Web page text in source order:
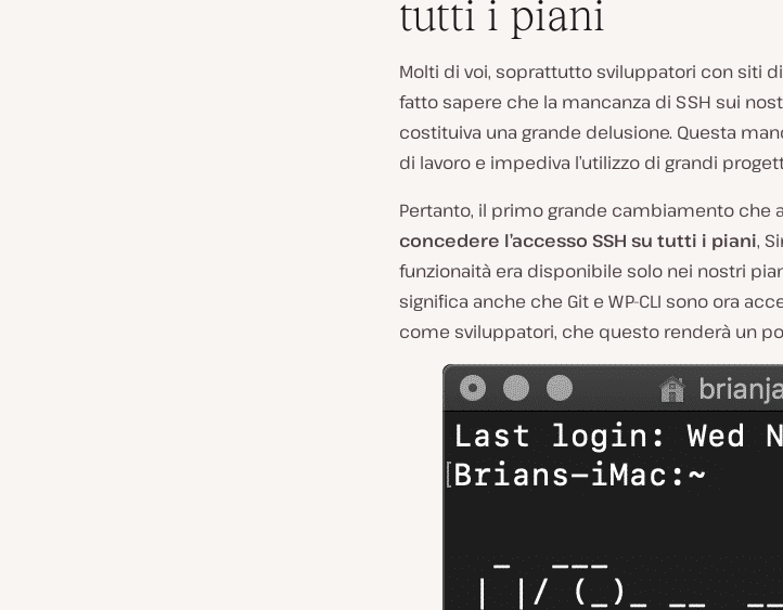
tutti i piani
Molti di voi, soprattutto sviluppatori con siti
fatto sapere che la mancanza di SSH sui
costituiva una grande delusione. Questa
di lavoro e impediva l’utilizzo di grandi
Pertanto, il primo grande cambiamento che
concedere l’accesso SSH su tutti i piani,
funzionaità era disponibile solo nei nostri
significa anche che Git e WP-CLI sono ora
come sviluppatori, che questo renderà un